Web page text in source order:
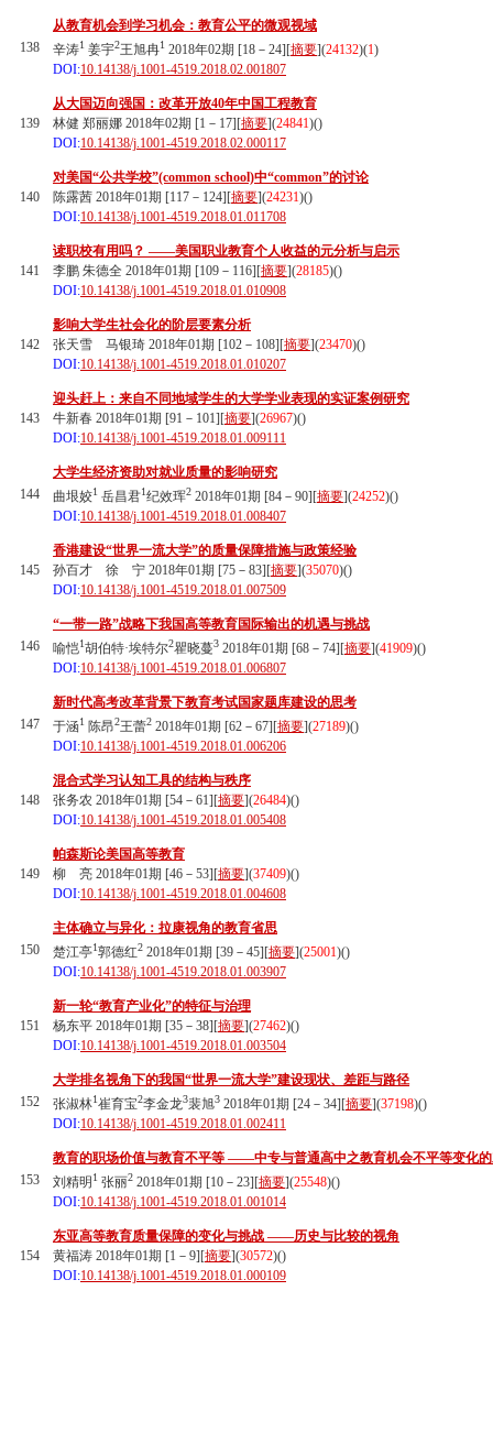
138
从教育机会到学习机会：教育公平的微观视域
辛涛1 姜宇2王旭冉1 2018年02期 [18－24][摘要](24132)(1)
DOI:10.14138/j.1001-4519.2018.02.001807
139
从大国迈向强国：改革开放40年中国工程教育
林健 郑丽娜 2018年02期 [1－17][摘要](24841)()
DOI:10.14138/j.1001-4519.2018.02.000117
140
对美国“公共学校”(common school)中“common”的讨论
陈露茜 2018年01期 [117－124][摘要](24231)()
DOI:10.14138/j.1001-4519.2018.01.011708
141
读职校有用吗？ ——美国职业教育个人收益的元分析与启示
李鹏 朱德全 2018年01期 [109－116][摘要](28185)()
DOI:10.14138/j.1001-4519.2018.01.010908
142
影响大学生社会化的阶层要素分析
张天雪 马银琦 2018年01期 [102－108][摘要](23470)()
DOI:10.14138/j.1001-4519.2018.01.010207
143
迎头赶上：来自不同地域学生的大学学业表现的实证案例研究
牛新春 2018年01期 [91－101][摘要](26967)()
DOI:10.14138/j.1001-4519.2018.01.009111
144
大学生经济资助对就业质量的影响研究
曲垠姣1 岳昌君1纪效珲2 2018年01期 [84－90][摘要](24252)()
DOI:10.14138/j.1001-4519.2018.01.008407
145
香港建设“世界一流大学”的质量保障措施与政策经验
孙百才 徐 宁 2018年01期 [75－83][摘要](35070)()
DOI:10.14138/j.1001-4519.2018.01.007509
146
“一带一路”战略下我国高等教育国际输出的机遇与挑战
喻恺1胡伯特·埃特尔2瞿晓蔓3 2018年01期 [68－74][摘要](41909)()
DOI:10.14138/j.1001-4519.2018.01.006807
147
新时代高考改革背景下教育考试国家题库建设的思考
于涵1 陈昂2王蕾2 2018年01期 [62－67][摘要](27189)()
DOI:10.14138/j.1001-4519.2018.01.006206
148
混合式学习认知工具的结构与秩序
张务农 2018年01期 [54－61][摘要](26484)()
DOI:10.14138/j.1001-4519.2018.01.005408
149
帕森斯论美国高等教育
柳 亮 2018年01期 [46－53][摘要](37409)()
DOI:10.14138/j.1001-4519.2018.01.004608
150
主体确立与异化：拉康视角的教育省思
楚江亭1郭德红2 2018年01期 [39－45][摘要](25001)()
DOI:10.14138/j.1001-4519.2018.01.003907
151
新一轮“教育产业化”的特征与治理
杨东平 2018年01期 [35－38][摘要](27462)()
DOI:10.14138/j.1001-4519.2018.01.003504
152
大学排名视角下的我国“世界一流大学”建设现状、差距与路径
张淑林1崔育宝2李金龙3裴旭3 2018年01期 [24－34][摘要](37198)()
DOI:10.14138/j.1001-4519.2018.01.002411
153
教育的职场价值与教育不平等 ——中专与普通高中之教育机会不平等变化
刘精明 1 张丽2 2018年01期 [10－23][摘要](25548)()
DOI:10.14138/j.1001-4519.2018.01.001014
154
东亚高等教育质量保障的变化与挑战 ——历史与比较的视角
黄福涛 2018年01期 [1－9][摘要](30572)()
DOI:10.14138/j.1001-4519.2018.01.000109